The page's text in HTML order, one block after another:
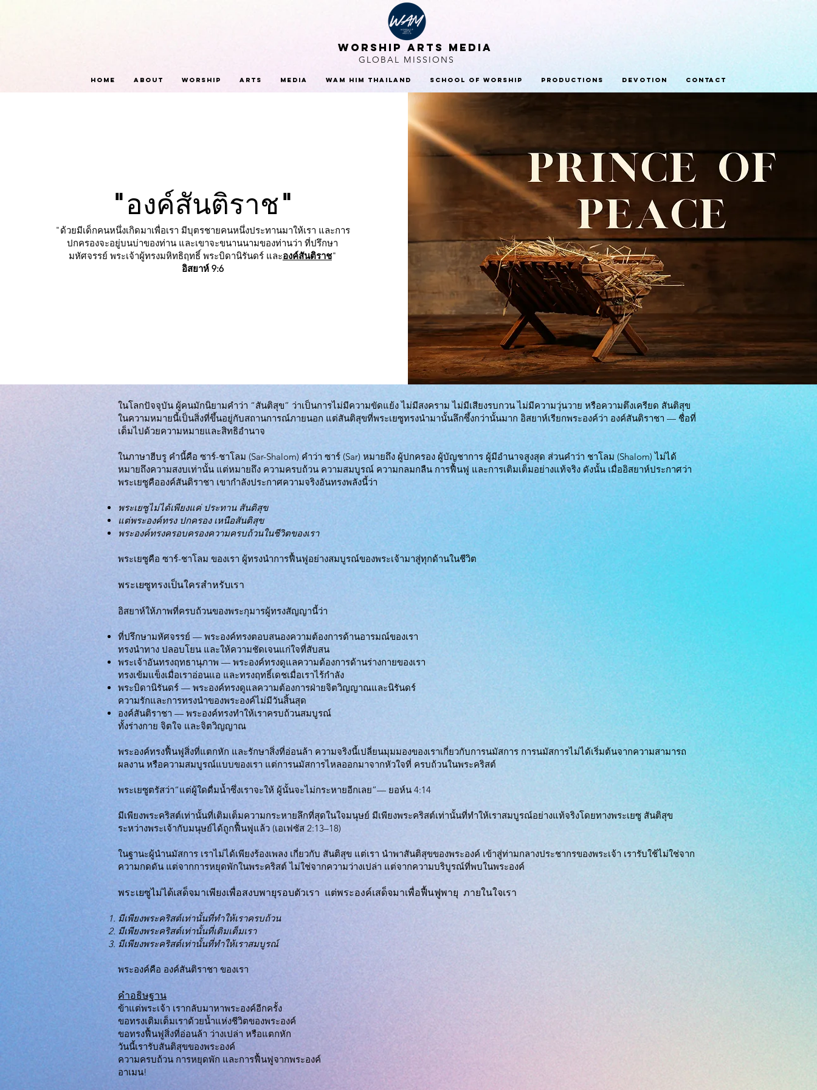
WORSHIP ARTS MEDIA
GLOBAL MISSIONS
Home About Worship Arts Media WAM HIM Thailand School Of Worship Productions Devotion Contact
"องค์สันติราช"
"ด้วยมีเด็กคนหนึ่งเกิดมาเพื่อเรา มีบุตรชายคนหนึ่งประทานมาให้เรา และการ
ปกครองจะอยู่บนบ่าของท่าน และเขาจะขนานนามของท่านว่า ที่ปรึกษา
มหัศจรรย์ พระเจ้าผู้ทรงมหิทธิฤทธิ์ พระบิดานิรันดร์ และองค์สันติราช"
อิสยาห์ 9:6
ในโลกปัจจุบัน ผู้คนมักนิยามคำว่า “สันติสุข” ว่าเป็นการไม่มีความขัดแย้ง ไม่มีสงคราม ไม่มีเสียงรบกวน ไม่มีความวุ่นวาย หรือความตึงเครียด สันติสุข
ในความหมายนี้เป็นสิ่งที่ขึ้นอยู่กับสถานการณ์ภายนอก แต่สันติสุขที่พระเยซูทรงนำมานั้นลึกซึ้งกว่านั้นมาก อิสยาห์เรียกพระองค์ว่า องค์สันติราชา — ชื่อที่
เต็มไปด้วยความหมายและสิทธิอำนาจ
ในภาษาฮีบรู คำนี้คือ ซาร์-ชาโลม (Sar-Shalom) คำว่า ซาร์ (Sar) หมายถึง ผู้ปกครอง ผู้บัญชาการ ผู้มีอำนาจสูงสุด ส่วนคำว่า ชาโลม (Shalom) ไม่ได้
หมายถึงความสงบเท่านั้น แต่หมายถึง ความครบถ้วน ความสมบูรณ์ ความกลมกลืน การฟื้นฟู และการเติมเต็มอย่างแท้จริง ดังนั้น เมื่ออิสยาห์ประกาศว่า
พระเยซูคือองค์สันติราชา เขากำลังประกาศความจริงอันทรงพลังนี้ว่า
พระเยซูไม่ได้เพียงแค่ ประทาน สันติสุข
แต่พระองค์ทรง ปกครอง เหนือสันติสุข
พระองค์ทรงครอบครองความครบถ้วนในชีวิตของเรา
พระเยซูคือ ซาร์-ชาโลม ของเรา ผู้ทรงนำการฟื้นฟูอย่างสมบูรณ์ของพระเจ้ามาสู่ทุกด้านในชีวิต
พระเยซูทรงเป็นใครสำหรับเรา
อิสยาห์ให้ภาพที่ครบถ้วนของพระกุมารผู้ทรงสัญญานี้ว่า
ที่ปรึกษามหัศจรรย์ — พระองค์ทรงตอบสนองความต้องการด้านอารมณ์ของเรา
ทรงนำทาง ปลอบโยน และให้ความชัดเจนแก่ใจที่สับสน
พระเจ้าอันทรงฤทธานุภาพ — พระองค์ทรงดูแลความต้องการด้านร่างกายของเรา
ทรงเข้มแข็งเมื่อเราอ่อนแอ และทรงฤทธิ์เดชเมื่อเราไร้กำลัง
พระบิดานิรันดร์ — พระองค์ทรงดูแลความต้องการฝ่ายจิตวิญญาณและนิรันดร์
ความรักและการทรงนำของพระองค์ไม่มีวันสิ้นสุด
องค์สันติราชา — พระองค์ทรงทำให้เราครบถ้วนสมบูรณ์
ทั้งร่างกาย จิตใจ และจิตวิญญาณ
พระองค์ทรงฟื้นฟูสิ่งที่แตกหัก และรักษาสิ่งที่อ่อนล้า ความจริงนี้เปลี่ยนมุมมองของเราเกี่ยวกับการนมัสการ การนมัสการไม่ได้เริ่มต้นจากความสามารถ
ผลงาน หรือความสมบูรณ์แบบของเรา แต่การนมัสการไหลออกมาจากหัวใจที่ ครบถ้วนในพระคริสต์
พระเยซูตรัสว่า“แต่ผู้ใดดื่มน้ำซึ่งเราจะให้ ผู้นั้นจะไม่กระหายอีกเลย”— ยอห์น 4:14
มีเพียงพระคริสต์เท่านั้นที่เติมเต็มความกระหายลึกที่สุดในใจมนุษย์ มีเพียงพระคริสต์เท่านั้นที่ทำให้เราสมบูรณ์อย่างแท้จริงโดยทางพระเยซู สันติสุข
ระหว่างพระเจ้ากับมนุษย์ได้ถูกฟื้นฟูแล้ว (เอเฟซัส 2:13–18)
ในฐานะผู้นำนมัสการ เราไม่ได้เพียงร้องเพลง เกี่ยวกับ สันติสุข แต่เรา นำพาสันติสุขของพระองค์ เข้าสู่ท่ามกลางประชากรของพระเจ้า เรารับใช้ไม่ใช่จาก
ความกดดัน แต่จากการหยุดพักในพระคริสต์ ไม่ใช่จากความว่างเปล่า แต่จากความบริบูรณ์ที่พบในพระองค์
พระเยซูไม่ได้เสด็จมาเพียงเพื่อสงบพายุรอบตัวเรา แต่พระองค์เสด็จมาเพื่อฟื้นฟูพายุ ภายในใจเรา
มีเพียงพระคริสต์เท่านั้นที่ทำให้เราครบถ้วน
มีเพียงพระคริสต์เท่านั้นที่เติมเต็มเรา
มีเพียงพระคริสต์เท่านั้นที่ทำให้เราสมบูรณ์
พระองค์คือ องค์สันติราชา ของเรา
คำอธิษฐาน
ข้าแต่พระเจ้า เรากลับมาหาพระองค์อีกครั้ง
ขอทรงเติมเต็มเราด้วยน้ำแห่งชีวิตของพระองค์
ขอทรงฟื้นฟูสิ่งที่อ่อนล้า ว่างเปล่า หรือแตกหัก
วันนี้เรารับสันติสุขของพระองค์
ความครบถ้วน การหยุดพัก และการฟื้นฟูจากพระองค์
อาเมน!